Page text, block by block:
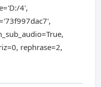
4',
rephrase=2,